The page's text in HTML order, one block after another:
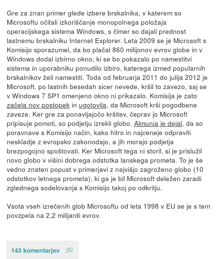
Gre za znan primer glede izbere brskalnika, v katerem so
Microsoftu očitali izkoriščanje monopolnega položaja
operacijskega sistema Windows, s čimer so dajali prednost
lastnemu brskalniku Internet Explorer. Leta 2009 se je Microsoft s
Komisijo sporazumel, da bo plačal 860 milijonov evrov globe in v
Windows dodal izbirno okno, ki se bo pokazalo po namestitvi
sistema in uporabniku ponudilo izbiro, katerega izmed popularnih
brskalnikov želi namestiti. Toda od februarja 2011 do julija 2012 je
Microsoft, po lastnih besedah sicer nevede, kršil to zavezo, saj se
v Windows 7 SP1 omenjeno okno ni prikazalo. Komisija je zato
začela nov postopekin ugotovila, da Microsoft krši pogodbene
zaveze. Ker gre za ponavljajočo kršitev, čeprav jo Microsoft
pripisuje pomoti, so podjetju izrekli globo. Almunia je dejal, da so
poravnave s Komisijo način, kako hitro in najceneje odpraviti
neskladje z evropsko zakonodajo, a jih morajo podjetja
brezpogojno spoštovati. Ker Microsoft tega ni storil, si je prislužil
novo globo v višini dobrega odstotka lanskega prometa. To je še
vedno znaten popust v primerjavi z najvišjo zagroženo globo (10
odstotkov letnega prometa), ki ga je bil Microsoft deležen zaradi
zglednega sodelovanja s Komisijo takoj po odkritju.
Vsota vseh izrečenih glob Microsoftu od leta 1998 v EU se je s tem
povzpela na 2,2 milijardi evrov.
143 komentarjev